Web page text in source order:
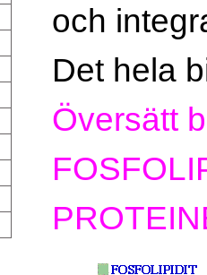
och
Det hela
Översätt